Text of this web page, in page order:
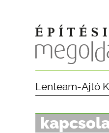
Lenteam-Ajtó